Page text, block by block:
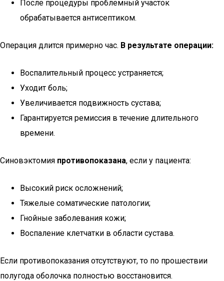
После процедуры проблемный участок
обрабатывается антисептиком.
Операция длится примерно час. В результате операции:
Воспалительный процесс устраняется;
Уходит боль;
Увеличивается подвижность сустава;
Гарантируется ремиссия в течение длительного
времени.
Синовэктомия противопоказана, если у пациента:
Высокий риск осложнений;
Тяжелые соматические патологии;
Гнойные заболевания кожи;
Воспаление клетчатки в области сустава.
Если противопоказания отсутствуют, то по прошествии
полугода оболочка полностью восстановится.